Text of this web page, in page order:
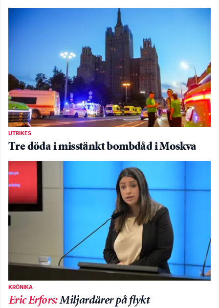
UTRIKES
Tre döda i misstänkt bombdåd i Moskva
KRÖNIKA
Eric Erfors:Miljardärer på flykt